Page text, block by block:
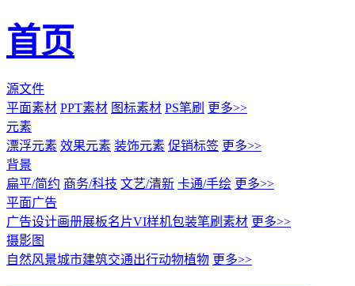
首页
源文件
平面素材 PPT素材 图标素材 PS笔刷 更多>>
元素
漂浮元素 效果元素 装饰元素 促销标签 更多>>
背景
扁平/简约 商务/科技 文艺/清新 卡通/手绘 更多>>
平面广告
广告设计画册展板名片VI样机包装笔刷素材 更多>>
摄影图
自然风景城市建筑交通出行动物植物 更多>>